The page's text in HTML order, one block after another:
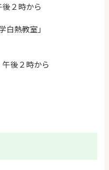
２時から
熱教室」
後２時から